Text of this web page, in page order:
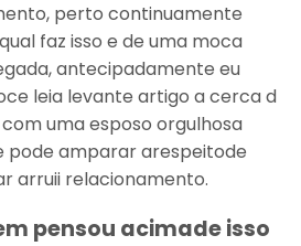
perto continuamente
faz isso e de uma moca
antecipadamente eu
leia levante artigo a cerca d
uma esposo orgulhosa
pode amparar arespeitode
arruii relacionamento.
pensou acimade isso